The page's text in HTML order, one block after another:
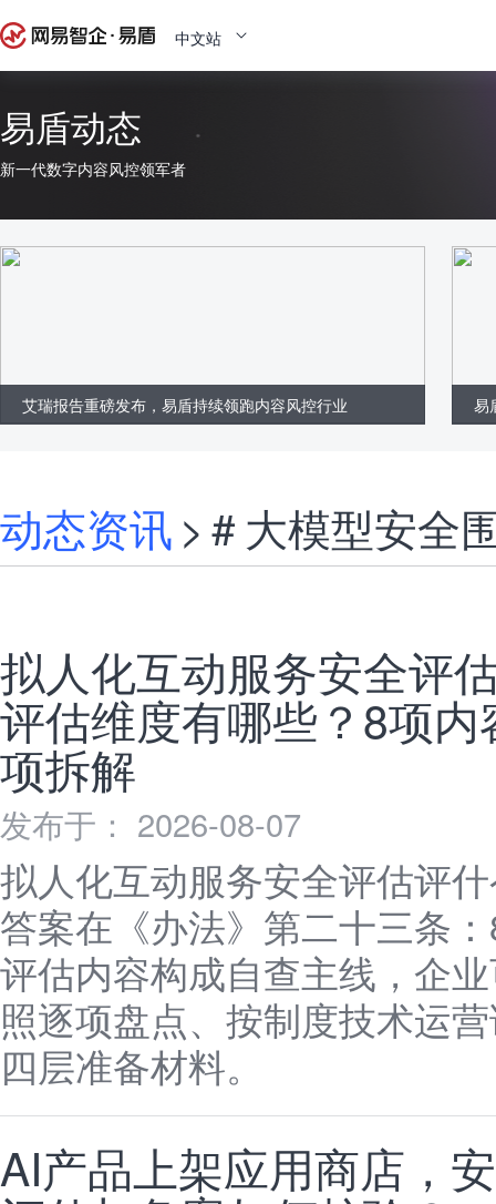
中文站
易盾动态
新一代数字内容风控领军者
艾瑞报告重磅发布，易盾持续领跑内容风控行业 易
动态资讯> 大模型安全
拟人化互动服务安全评
评估维度有哪些？8项内
项拆解
发布于： 2026-08-07
拟人化互动服务安全评估评
答案在《办法》第二十三条
评估内容构成自查主线，企
照逐项盘点、按制度技术运
四层准备材料。
AI产品上架应用商店，